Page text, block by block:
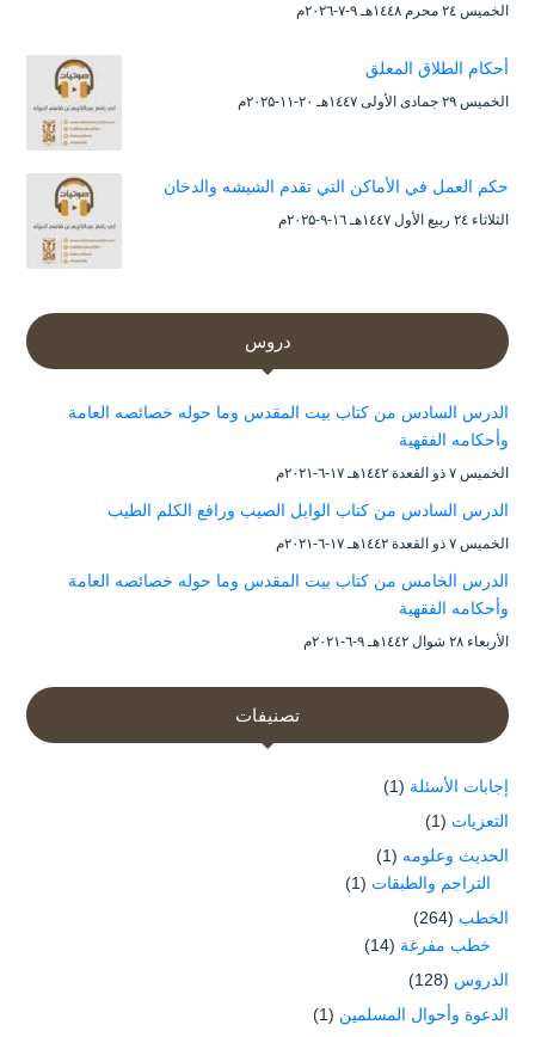
الخميس ۲٤ محرم ۱٤٤۸هـ ۹-۷-۲۰۲٦م
أحكام الطلاق المعلق
الخميس ۲۹ جمادى الأولى ۱٤٤۷هـ ۲۰-۱۱-۲۰۲۵م
حكم العمل في الأماكن التي تقدم الشيشه والدخان
الثلاثاء ۲٤ ربيع الأول ۱٤٤۷هـ ۱٦-۹-۲۰۲۵م
دروس
الدرس السادس من كتاب بيت المقدس وما حوله خصائصه العامة
وأحكامه الفقهية
الخميس ۷ ذو القعدة ۱٤٤۲هـ ۱۷-٦-۲۰۲۱م
الدرس السادس من كتاب الوابل الصيب ورافع الكلم الطيب
الخميس ۷ ذو القعدة ۱٤٤۲هـ ۱۷-٦-۲۰۲۱م
الدرس الخامس من كتاب بيت المقدس وما حوله خصائصه العامة
وأحكامه الفقهية
الأربعاء ۲۸ شوال ۱٤٤۲هـ ۹-٦-۲۰۲۱م
تصنيفات
إجابات الأسئلة (1)
التعزيات (1)
الحديث وعلومه (1)
التراجم والطبقات (1)
الخطب (264)
خطب مفرغة (14)
الدروس (128)
الدعوة وأحوال المسلمين (1)